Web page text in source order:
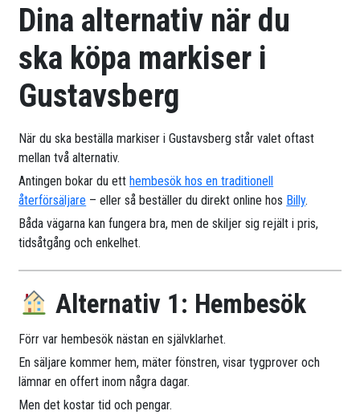
Dina alternativ när du
ska köpa markiser i
Gustavsberg
När du ska beställa markiser i Gustavsberg står valet oftast
mellan två alternativ.
Antingen bokar du etthembesök hos en traditionell
återförsäljare – eller så beställer du direkt online hos Billy.
Båda vägarna kan fungera bra, men de skiljer sig rejält i pris,
tidsåtgång och enkelhet.
Alternativ 1: Hembesök
Förr var hembesök nästan en självklarhet.
En säljare kommer hem, mäter fönstren, visar tygprover och
lämnar en offert inom några dagar.
Men det kostar tid och pengar.